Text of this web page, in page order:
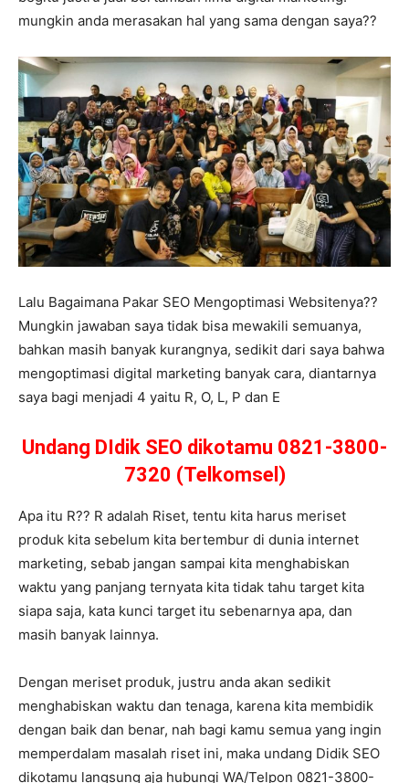
mungkin anda merasakan hal yang sama dengan saya??
Lalu Bagaimana Pakar SEO Mengoptimasi Websitenya??
Mungkin jawaban saya tidak bisa mewakili semuanya,
bahkan masih banyak kurangnya, sedikit dari saya bahwa
mengoptimasi digital marketing banyak cara, diantarnya
saya bagi menjadi 4 yaitu R, O, L, P dan E
Undang DIdik SEO dikotamu 0821-3800-
7320 (Telkomsel)
Apa itu R?? R adalah Riset, tentu kita harus meriset
produk kita sebelum kita bertembur di dunia internet
marketing, sebab jangan sampai kita menghabiskan
waktu yang panjang ternyata kita tidak tahu target kita
siapa saja, kata kunci target itu sebenarnya apa, dan
masih banyak lainnya.
Dengan meriset produk, justru anda akan sedikit
menghabiskan waktu dan tenaga, karena kita membidik
dengan baik dan benar, nah bagi kamu semua yang ingin
memperdalam masalah riset ini, maka undang Didik SEO
dikotamu langsung aja hubungi WA/Telpon 0821-3800-